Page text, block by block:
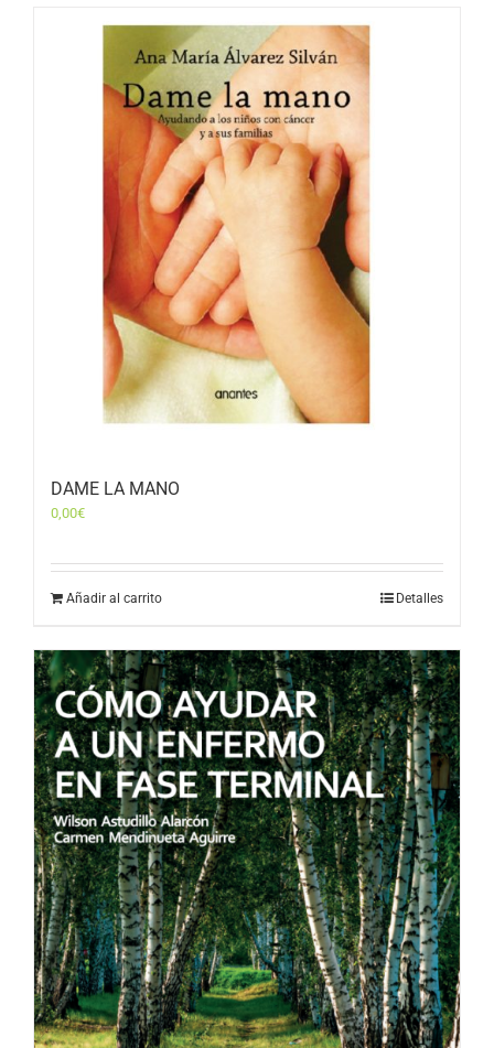
DAME LA MANO
0,00€
Añadir al carrito Detalles